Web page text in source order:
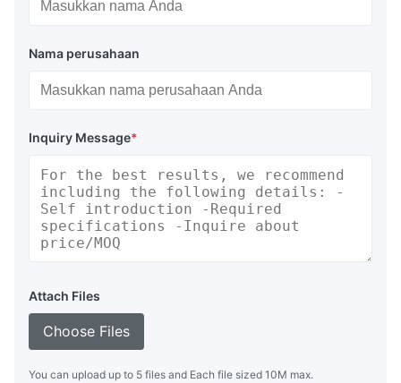
Nama perusahaan
Inquiry Message*
Attach Files
Choose Files
You can upload up to 5 files and Each file sized 10M max.